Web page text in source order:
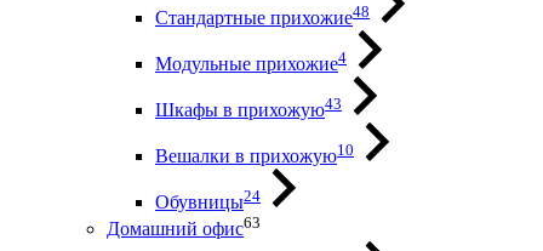
Стандартные прихожие48
Модульные прихожие4
Шкафы в прихожую43
Вешалки в прихожую10
Обувницы24
Домашний офис63